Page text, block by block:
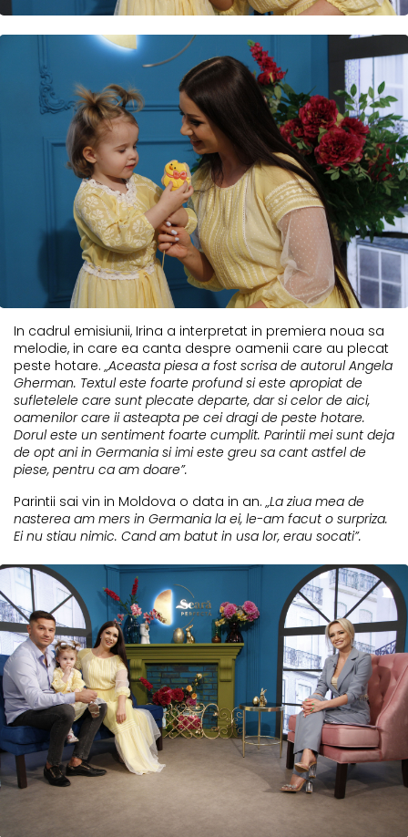
In cadrul emisiunii, Irina a interpretat in premiera noua sa
melodie, in care ea canta despre oamenii care au plecat
peste hotare. „Aceasta piesa a fost scrisa de autorul Angela
Gherman. Textul este foarte profund si este apropiat de
sufletelele care sunt plecate departe, dar si celor de aici,
oamenilor care ii asteapta pe cei dragi de peste hotare.
Dorul este un sentiment foarte cumplit. Parintii mei sunt deja
de opt ani in Germania si imi este greu sa cant astfel de
piese, pentru ca am doare”.
Parintii sai vin in Moldova o data in an. „La ziua mea de
nasterea am mers in Germania la ei, le-am facut o surpriza.
Ei nu stiau nimic. Cand am batut in usa lor, erau socati”.